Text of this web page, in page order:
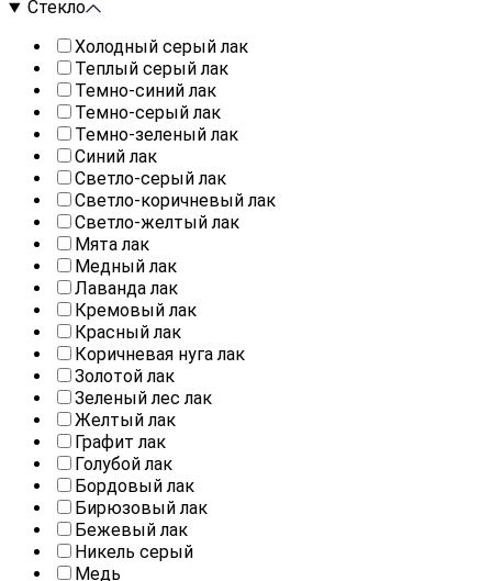
Стекло
Холодный серый лак
Теплый серый лак
Темно-синий лак
Темно-серый лак
Темно-зеленый лак
Синий лак
Светло-серый лак
Светло-коричневый лак
Светло-желтый лак
Мята лак
Медный лак
Лаванда лак
Кремовый лак
Красный лак
Коричневая нуга лак
Золотой лак
Зеленый лес лак
Желтый лак
Графит лак
Голубой лак
Бордовый лак
Бирюзовый лак
Бежевый лак
Никель серый
Медь